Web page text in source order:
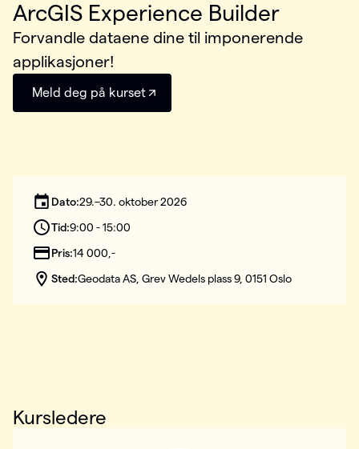
ArcGIS Experience Builder
Forvandle dataene dine til imponerende
applikasjoner!
Meld deg på kurset
Dato:29.–30. oktober 2026
Tid:9:00 - 15:00
Pris:14 000,-
Sted:Geodata AS, Grev Wedels plass 9, 0151 Oslo
Kursledere